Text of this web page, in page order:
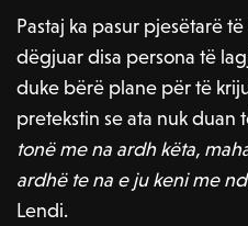
Pastaj ka pasur pjesëtarë
dëgjuar disa persona të
duke bërë plane për të
pretekstin se ata nuk duan
tonë me na ardh këta,
ardhë te na e ju keni me
Lendi.